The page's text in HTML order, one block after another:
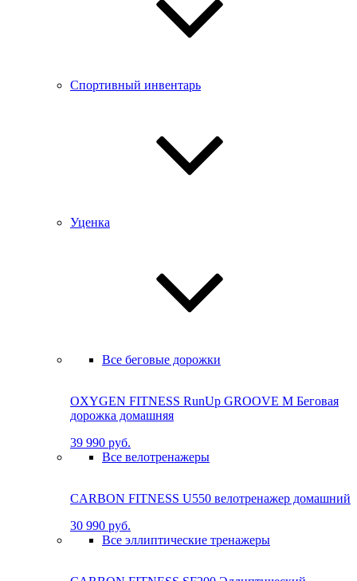
Спортивный инвентарь
Уценка
Все беговые дорожки
OXYGEN FITNESS RunUp GROOVE M Бе­го­вая
до­рож­ка до­маш­няя
39 990 руб.
Все велотренажеры
CARBON FITNESS U550 велотренажер домашний
30 990 руб.
Все эллиптические тренажеры